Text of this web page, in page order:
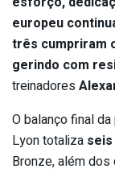
europeu
três cumpriram
gerindo com
treinadores
O balanço final
Lyon totaliza
Bronze, além